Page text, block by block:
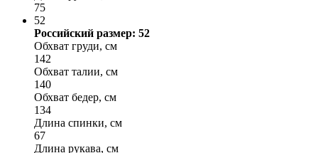
75
52
Российский размер: 52
Обхват груди, см
142
Обхват талии, см
140
Обхват бедер, см
134
Длина спинки, см
67
Длина рукава, см